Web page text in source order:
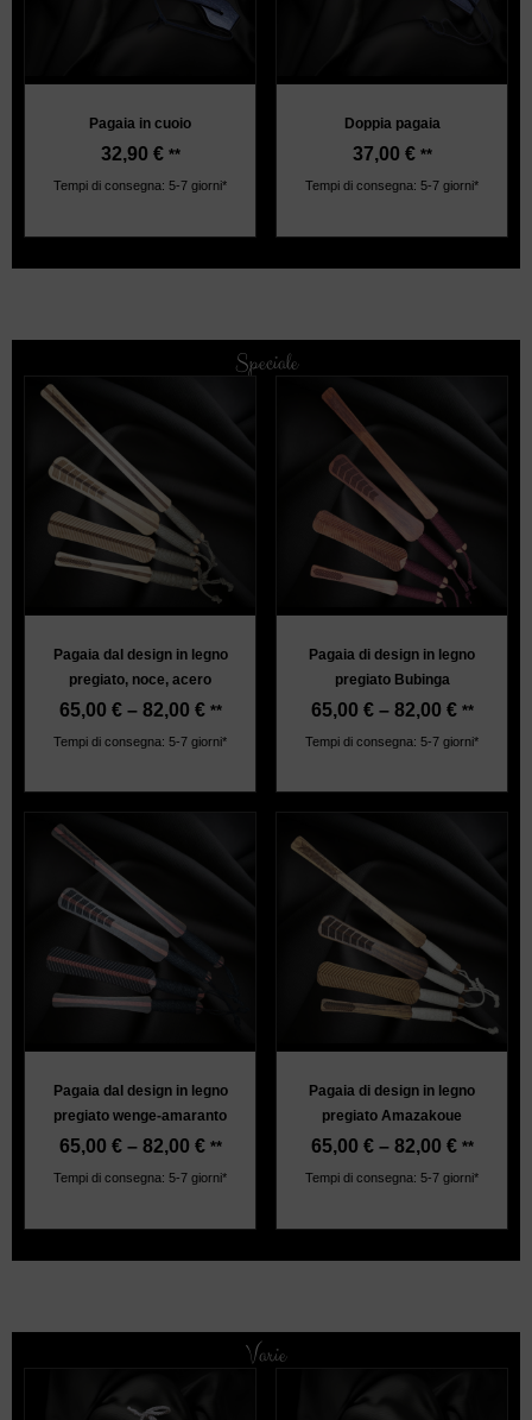
Pagaia in cuoio
32,90 € **
Tempi di consegna: 5-7 giorni*
Doppia pagaia
37,00 € **
Tempi di consegna: 5-7 giorni*
Speciale
Pagaia dal design in legno
pregiato, noce, acero
65,00 €– 82,00 € **
Tempi di consegna: 5-7 giorni*
Pagaia di design in legno
pregiato Bubinga
65,00 €– 82,00 € **
Tempi di consegna: 5-7 giorni*
Pagaia dal design in legno
pregiato wenge-amaranto
65,00 €– 82,00 € **
Tempi di consegna: 5-7 giorni*
Pagaia di design in legno
pregiato Amazakoue
65,00 €– 82,00 € **
Tempi di consegna: 5-7 giorni*
Varie